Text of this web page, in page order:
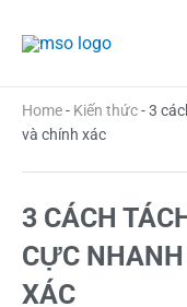
nội
Home- Kiến thức-3
và chính xác
3 CÁCH
CỰC
XÁC